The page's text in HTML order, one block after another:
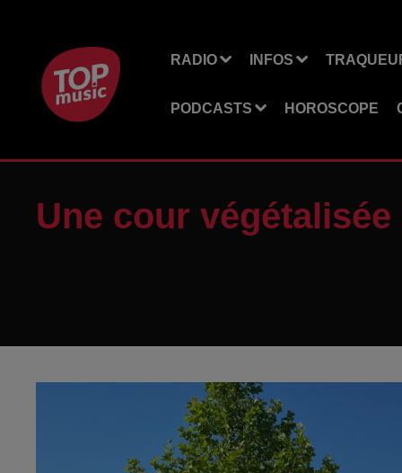
RADIO INFOS
PODCASTS HOROSCOPE
Une cour